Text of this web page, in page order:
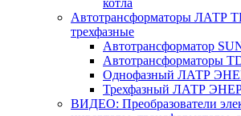
котла
Автотрансформаторы ЛАТР
трехфазные
Автотрансформатор
Автотрансформаторы
Однофазный ЛАТР
Трехфазный ЛАТР
ВИДЕО: Преобразователи